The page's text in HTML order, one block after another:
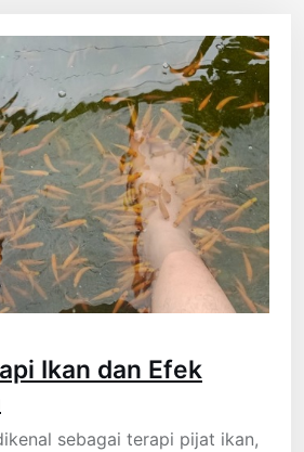
Ikan dan Efek
sebagai terapi pijat ikan,